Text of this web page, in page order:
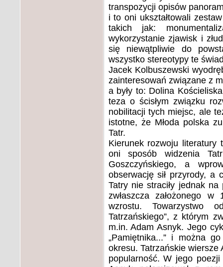
transpozycji opisów
i to oni ukształtowali
takich jak:
wykorzystanie zjawisk i
się niewątpliwie do
wszystko stereotypy te
Jacek Kolbuszewski
zainteresowań związane z
a były to: Dolina
teza o ścisłym związku
nobilitacji tych miejsc, ale
istotne, że Młoda polska
Tatr.
Kierunek rozwoju literatury
oni sposób widzenia
Goszczyńskiego, a
obserwację sił przyrody,
Tatry nie straciły jednak
zwłaszcza założonego
wzrostu. Towarzystwo
Tatrzańskiego”, z którym
m.in. Adam Asnyk. Jego
„Pamiętnika...” i można
okresu. Tatrzańskie wiersze
popularność. W jego